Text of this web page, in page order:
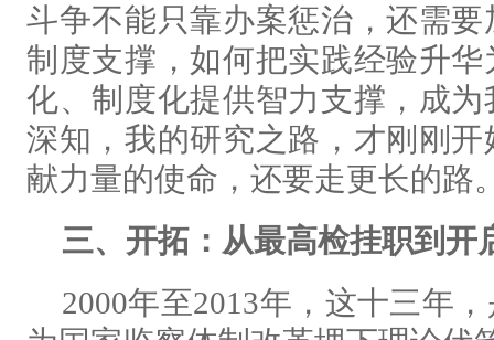
斗争不能只靠办案惩治，还需
制度支撑，如何把实践经验升
化、制度化提供智力支撑，成
深知，我的研究之路，才刚刚
献力量的使命，还要走更长的路
三、开拓： 从最高检挂职到开
2000年至2013年，这十三年